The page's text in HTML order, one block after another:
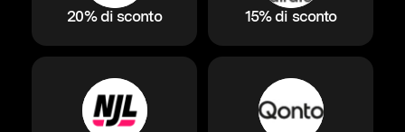
20% di sconto 15% di sconto